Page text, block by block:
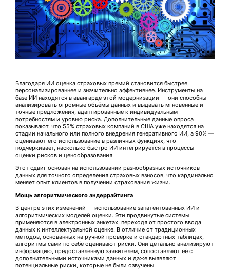
Благодаря ИИ оценка страховых премий становится быстрее,
персонализированнее и значительно эффективнее. Инструменты на
базе ИИ находятся в авангарде этой модернизации — они способны
анализировать огромные объёмы данных и выдавать мгновенные и
точные предложения, адаптированные к индивидуальным
потребностям и уровню риска. Дополнительные данные опроса
показывают, что 55% страховых компаний в США уже находятся на
стадии начального или полного внедрения генеративного ИИ, а 90% —
оценивают его использование в различных функциях, что
подчеркивает, насколько быстро ИИ интегрируется в процессы
оценки рисков и ценообразования.
Этот сдвиг основан на использовании разнообразных источников
данных для точного определения страховых взносов, что кардинально
меняет опыт клиентов в получении страхования жизни.
Мощь алгоритмического андеррайтинга
В центре этих изменений — использование запатентованных ИИ и
алгоритмических моделей оценки. Эти продвинутые системы
применяются в электронных анкетах, переходя от простого ввода
данных к интеллектуальной оценке. В отличие от традиционных
методов, основанных на ручной проверке и стандартных таблицах,
алгоритмы сами по себе оценивают риски. Они детально анализируют
информацию, предоставленную заявителем, сопоставляют её с
дополнительными источниками данных и даже выявляют
потенциальные риски, которые не были озвучены.